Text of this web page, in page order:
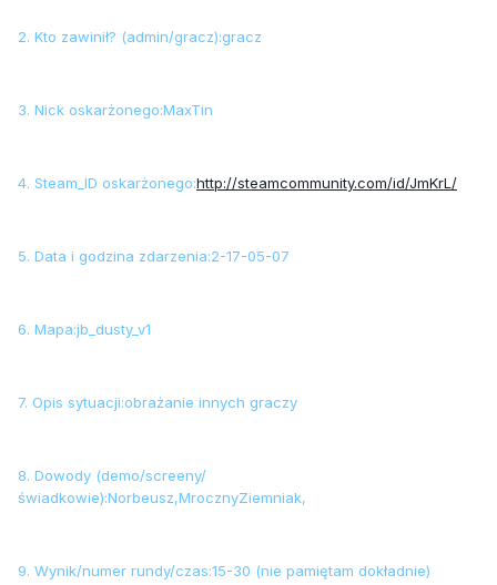
2. Kto zawinił? (admin/gracz):gracz
3. Nick oskarżonego:MaxTin
4. Steam_ID oskarżonego:http://steamcommunity.com/id/JmKrL/
5. Data i godzina zdarzenia:2-17-05-07
6. Mapa:jb_dusty_v1
7. Opis sytuacji:obrażanie innych graczy
8. Dowody (demo/screeny/
świadkowie):Norbeusz,MrocznyZiemniak,
9. Wynik/numer rundy/czas:15-30 (nie pamiętam dokładnie)